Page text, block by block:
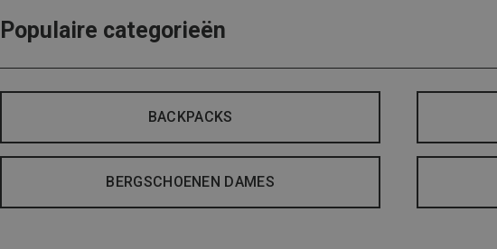
Populaire categorieën
BACKPACKS
BERGSCHOENEN DAMES